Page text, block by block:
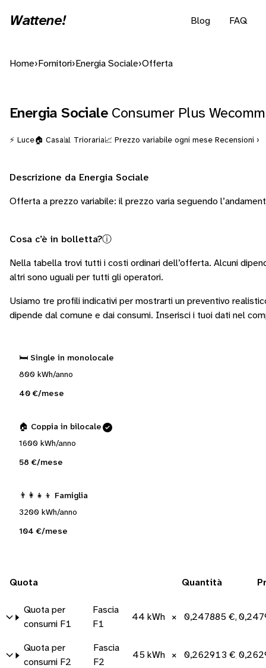
Wattene! Blog FAQ
Home› Fornitori› Energia Sociale›Offerta
Energia Sociale Consumer Plus Wecomm
⚡ Luce🏠 Casa📊 Trioraria📈 Prezzo variabile ogni mese Recensioni ›
Descrizione da Energia Sociale
Offerta a prezzo variabile: il prezzo varia seguendo
Cosa c’è in bolletta?ⓘ
Nella tabella trovi tutti i costi ordinari dell’offerta. Alcuni
altri sono uguali per tutti gli operatori.
Usiamo tre profili indicativi per mostrarti un preventivo
dipende dal comune e dai consumi. Inserisci i tuoi dati nel
🛏️ Single in monolocale
800 kWh/anno
40 €/mese
🏠 Coppia in bilocale
1600 kWh/anno
58 €/mese
👨‍👩‍👧‍👦 Famiglia
3200 kWh/anno
104 €/mese
Quota Quantità
Quota per
consumi F1
Fascia
F1
44 kWh × 0,247885 €/kWh
Quota per
consumi F2
Fascia
F2
45 kWh × 0,262913 €/kWh